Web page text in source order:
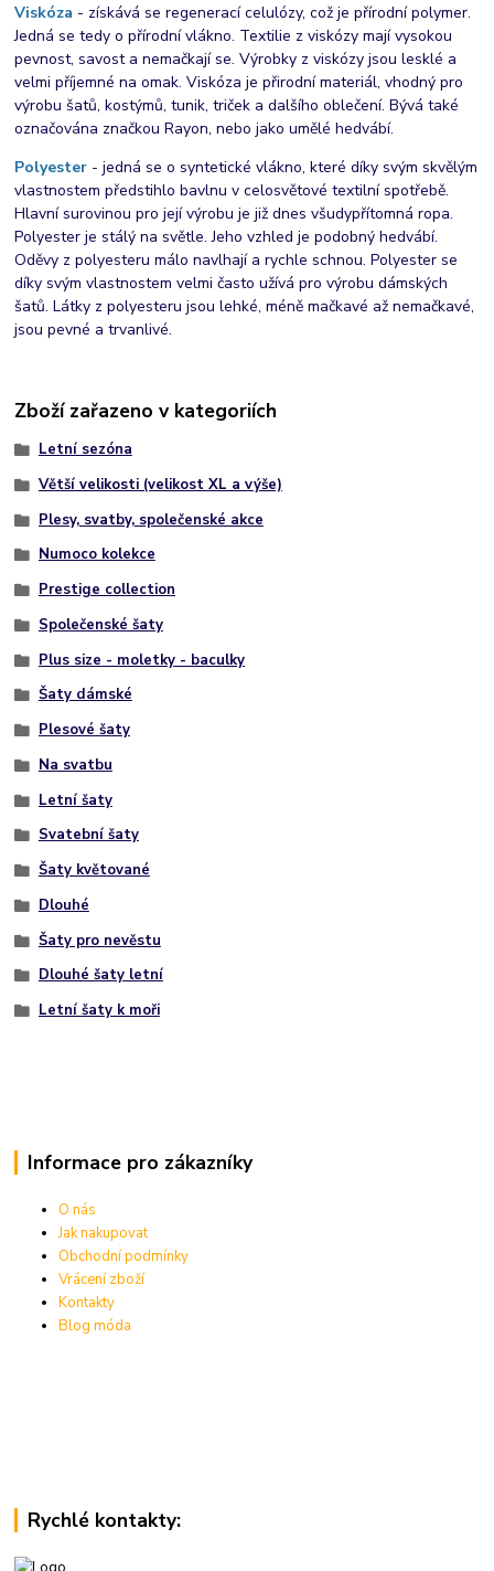
Viskóza - získává se regenerací celulózy, což je přírodní polymer.
Jedná se tedy o přírodní vlákno. Textilie z viskózy mají vysokou
pevnost, savost a nemačkají se. Výrobky z viskózy jsou lesklé a
velmi příjemné na omak. Viskóza je přirodní materiál, vhodný pro
výrobu šatů, kostýmů, tunik, triček a dalšího oblečení. Bývá také
označována značkou Rayon, nebo jako umělé hedvábí.
Polyester - jedná se o syntetické vlákno, které díky svým skvělým
vlastnostem předstihlo bavlnu v celosvětové textilní spotřebě.
Hlavní surovinou pro její výrobu je již dnes všudypřítomná ropa.
Polyester je stálý na světle. Jeho vzhled je podobný hedvábí.
Oděvy z polyesteru málo navlhají a rychle schnou. Polyester se
díky svým vlastnostem velmi často užívá pro výrobu dámských
šatů. Látky z polyesteru jsou lehké, méně mačkavé až nemačkavé,
jsou pevné a trvanlivé.
Zboží zařazeno v kategoriích
Letní sezóna
Větší velikosti (velikost XL a výše)
Plesy, svatby, společenské akce
Numoco kolekce
Prestige collection
Společenské šaty
Plus size - moletky - baculky
Šaty dámské
Plesové šaty
Na svatbu
Letní šaty
Svatební šaty
Šaty květované
Dlouhé
Šaty pro nevěstu
Dlouhé šaty letní
Letní šaty k moři
Informace pro zákazníky
O nás
Jak nakupovat
Obchodní podmínky
Vrácení zboží
Kontakty
Blog móda
Rychlé kontakty: